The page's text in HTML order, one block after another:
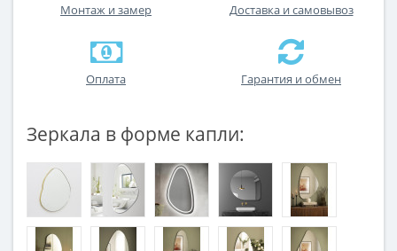
Монтаж и замер Доставка и самовывоз
Оплата Гарантия и обмен
Зеркала в форме капли: